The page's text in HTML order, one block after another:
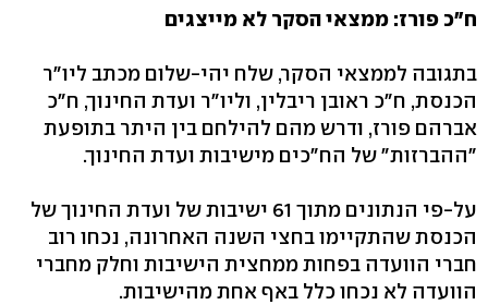
ח"כ פורז: ממצאי הסקר לא מייצגים
בתגובה לממצאי הסקר, שלח יהי-שלום מכתב ליו"ר
הכנסת, ח"כ ראובן ריבלין, וליו"ר ועדת החינוך, ח"כ
אברהם פורז, ודרש מהם להילחם בין היתר בתופעת
"ההברזות" של הח"כים מישיבות ועדת החינוך.
על-פי הנתונים מתוך 61 ישיבות של ועדת החינוך של
הכנסת שהתקיימו בחצי השנה האחרונה, נכחו רוב
חברי הוועדה בפחות ממחצית הישיבות וחלק מחברי
הוועדה לא נכחו כלל באף אחת מהישיבות.